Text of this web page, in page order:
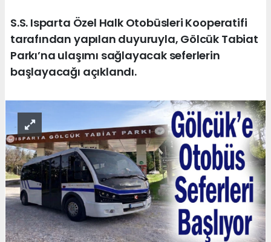
S.S. Isparta Özel Halk Otobüsleri Kooperatifi
tarafından yapılan duyuruyla, Gölcük Tabiat
Parkı’na ulaşımı sağlayacak seferlerin
başlayacağı açıklandı.